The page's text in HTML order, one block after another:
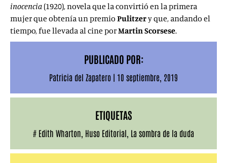
inocencia (1920), novela que la convirtió en la primera
mujer que obtenía un premio Pulitzery que, andando el
tiempo, fue llevada al cine porMartin Scorsese.
PUBLICADO POR:
Patricia del Zapatero | 10 septiembre, 2019
ETIQUETAS
# Edith Wharton Huso Editorial La sombra de la duda